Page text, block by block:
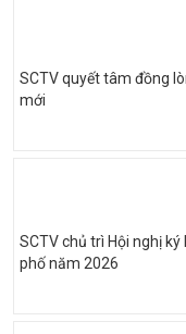
SCTV quyết tâm đồng
mới
SCTV chủ trì Hội nghị
phố năm 2026